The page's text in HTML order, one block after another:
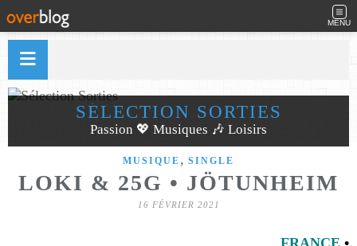
MENU
SÉLECTION SORTIES
Passion 💖 Musiques 🎶 Loisirs
MUSIQUE , SINGLE
LOKI & 25G • JÖTUNHEIM
16 FÉVRIER 2021
FRANCE •